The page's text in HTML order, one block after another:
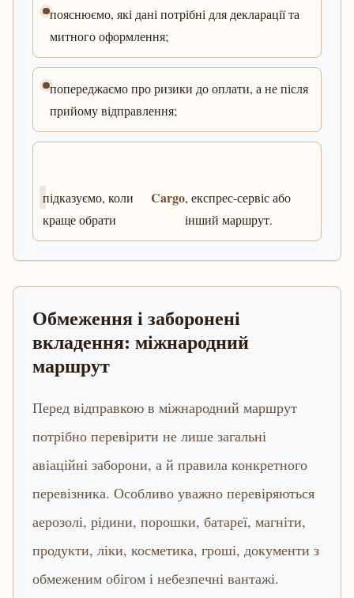
пояснюємо, які дані потрібні для декларації та
митного оформлення;
попереджаємо про ризики до оплати, а не після
прийому відправлення;
підказуємо, коли
краще обрати
Cargo, експрес-сервіс або
інший маршрут.
Обмеження і заборонені
вкладення: міжнародний
маршрут
Перед відправкою в міжнародний маршрут
потрібно перевірити не лише загальні
авіаційні заборони, а й правила конкретного
перевізника. Особливо уважно перевіряються
аерозолі, рідини, порошки, батареї, магніти,
продукти, ліки, косметика, гроші, документи з
обмеженим обігом і небезпечні вантажі.